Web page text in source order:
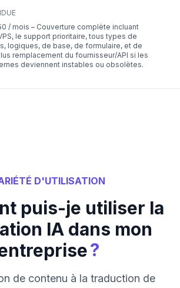
/ mois – Couverture complète incluant
le support prioritaire, tous types de
logiques, de base, de formulaire, et de
remplacement du fournisseur/API si les
deviennent instables ou obsolètes.
D'UTILISATION
puis-je utiliser la
IA dans mon
?
de contenu à la traduction de